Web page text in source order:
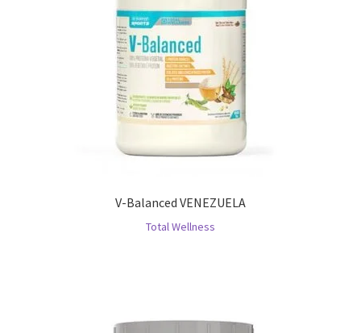
V-Balanced VENEZUELA
Total Wellness